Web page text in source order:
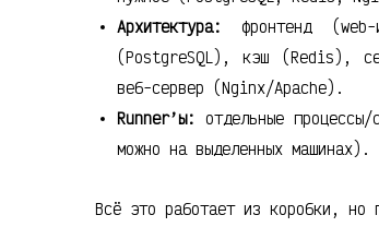
Архитектура:
фронтенд
(PostgreSQL), кэш (Redis),
веб-сервер (Nginx/Apache).
Runner’ы: отдельные
можно на выделенных машинах).
Всё это работает из коробки, но